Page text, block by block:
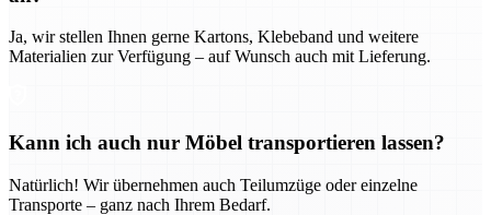
Ja, wir stellen Ihnen gerne Kartons, Klebeband und weitere
Materialien zur Verfügung – auf Wunsch auch mit Lieferung.
Kann ich auch nur Möbel transportieren lassen?
Natürlich! Wir übernehmen auch Teilumzüge oder einzelne
Transporte – ganz nach Ihrem Bedarf.